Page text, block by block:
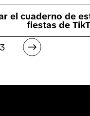
el cuaderno de
fiestas de